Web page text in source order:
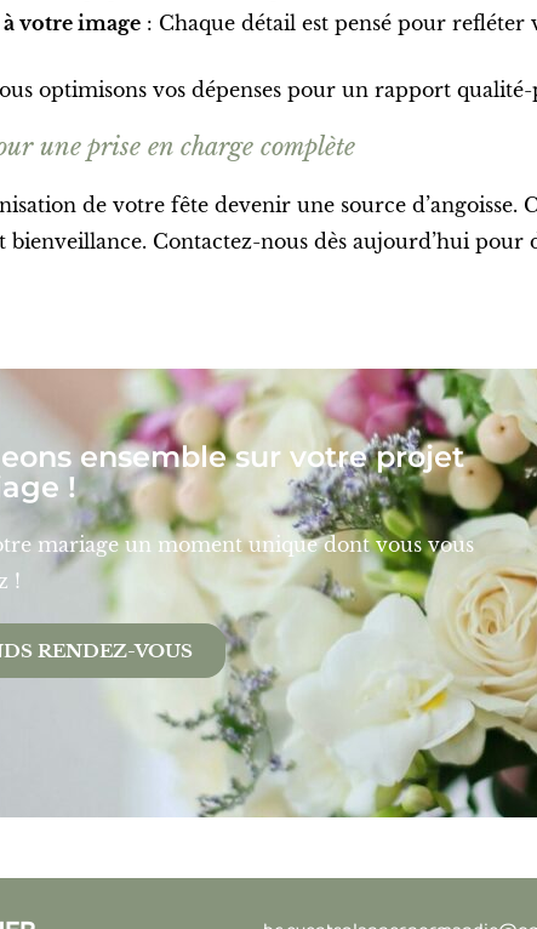
votre image : Chaque détail est pensé pour
optimisons vos dépenses pour un rapport
une prise en charge complète
de votre fête devenir une source
bienveillance. Contactez-nous dès aujourd’hui
ensemble sur votre projet
!
mariage un moment unique dont vous vous
!
RENDEZ-VOUS